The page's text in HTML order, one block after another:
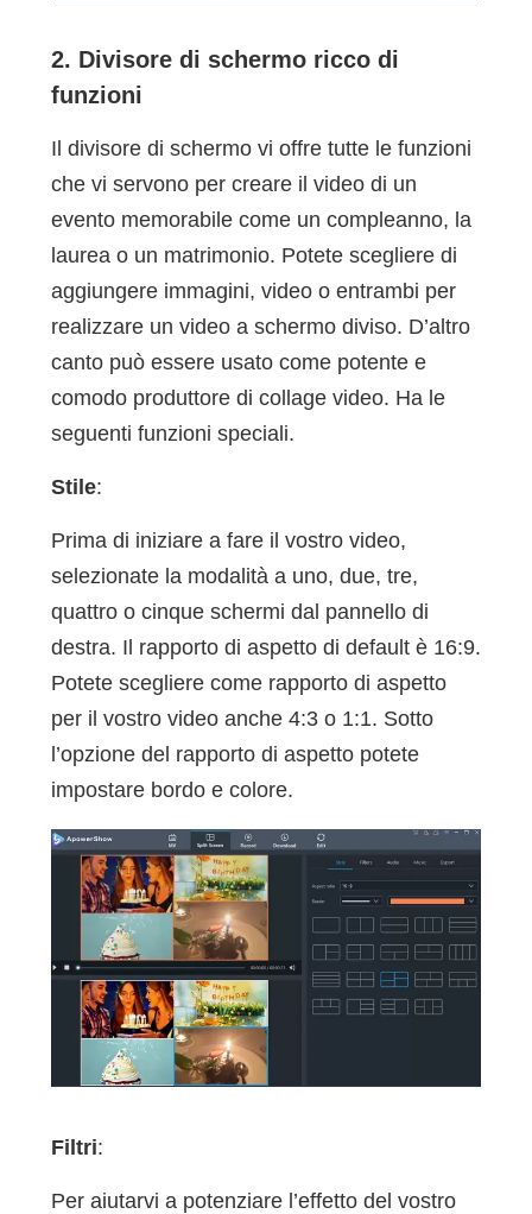
2. Divisore di schermo ricco di
funzioni
Il divisore di schermo vi offre tutte le funzioni
che vi servono per creare il video di un
evento memorabile come un compleanno, la
laurea o un matrimonio. Potete scegliere di
aggiungere immagini, video o entrambi per
realizzare un video a schermo diviso. D’altro
canto può essere usato come potente e
comodo produttore di collage video. Ha le
seguenti funzioni speciali.
Stile:
Prima di iniziare a fare il vostro video,
selezionate la modalità a uno, due, tre,
quattro o cinque schermi dal pannello di
destra. Il rapporto di aspetto di default è 16:9.
Potete scegliere come rapporto di aspetto
per il vostro video anche 4:3 o 1:1. Sotto
l’opzione del rapporto di aspetto potete
impostare bordo e colore.
Filtri:
Per aiutarvi a potenziare l’effetto del vostro